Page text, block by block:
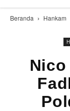
Beranda Hankam